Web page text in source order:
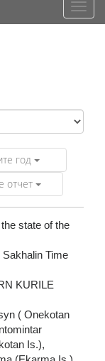
год
отчет
state of the
Time
KURILE
( Onekotan
Is.),